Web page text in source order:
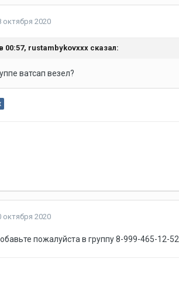
октября 2020
00:57, rustambykovxxxсказал:
ватсап везел?
октября 2020
пожалуйста в группу 8-999-465-12-52